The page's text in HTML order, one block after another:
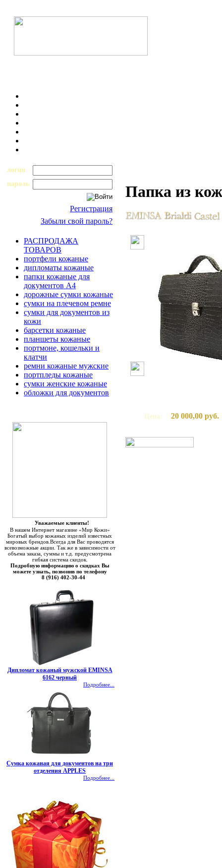
логин
пароль
Регистрация
Забыли свой пароль?
РАСПРОДАЖА
ТОВАРОВ
портфели кожаные
дипломаты кожаные
папки кожаные для
документов А4
дорожные сумки кожаные
сумки на плечевом ремне
сумки для документов из
кожи
барсетки кожаные
планшеты кожаные
портмоне, кошельки и
клатчи
ремни кожаные мужские
портпледы кожаные
сумки женские кожаные
обложки для документов
Уважаемые клиенты!
В нашем Интернет магазине «Мир Кожи»
Богатый выбор кожаных изделий известных
мировых брендов.Всегда для Вас проводятся
всевозможные акции. Так же в зависимости от
объема заказа, суммы и т.д. предусмотрена
гибкая система скидок.
Подробную информацию о скидках Вы
можете узнать, позвонив по телефону
8 (916) 402-30-44
Дипломат кожаный мужской EMINSA
6162 черный
Подробнее...
Сумка кожаная для документов на три
отделения APPLES
Подробнее...
Папка из
Цена: 20 000,00 руб.